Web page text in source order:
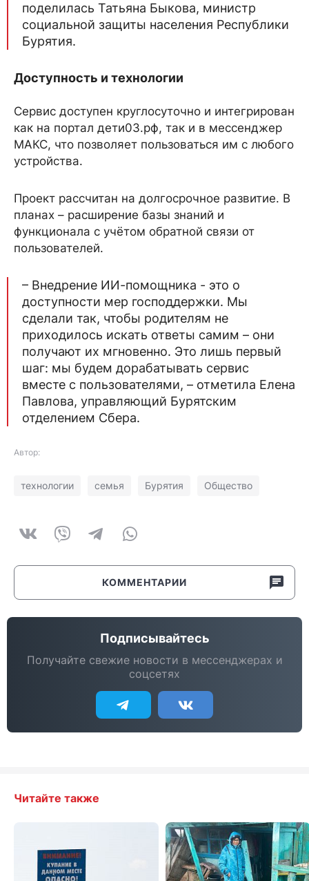
поделилась Татьяна Быкова, министр
социальной защиты населения Республики
Бурятия.
Доступность и технологии
Сервис доступен круглосуточно и интегрирован
как на портал дети03.рф, так и в мессенджер
MAКС, что позволяет пользоваться им с любого
устройства.
Проект рассчитан на долгосрочное развитие. В
планах – расширение базы знаний и
функционала с учётом обратной связи от
пользователей.
– Внедрение ИИ-помощника - это о
доступности мер господдержки. Мы
сделали так, чтобы родителям не
приходилось искать ответы самим – они
получают их мгновенно. Это лишь первый
шаг: мы будем дорабатывать сервис
вместе с пользователями, – отметила Елена
Павлова, управляющий Бурятским
отделением Сбера.
Автор:
технологии семья Бурятия Общество
КОММЕНТАРИИ
Подписывайтесь
Получайте свежие новости в мессенджерах и
соцсетях
Читайте также